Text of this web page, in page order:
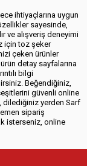
ihtiyaçlarına uygun
sayesinde,
ve alışveriş deneyimi
için toz şeker
çeken ürünler
detay sayfalarına
bilgi
Beğendiğiniz,
güvenli online
dilediğiniz yerden Sarf
sipariş
isterseniz, online